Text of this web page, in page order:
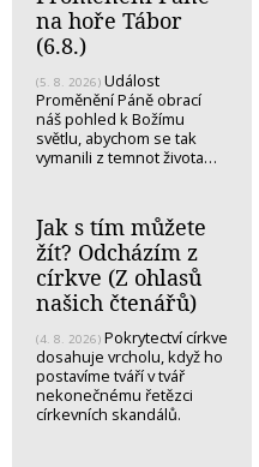
na hoře Tábor
(6.8.)
(5. 8. 2026) Událost
Proměnění Páně obrací
náš pohled k Božímu
světlu, abychom se tak
vymanili z temnot života…
Jak s tím můžete
žít? Odcházím z
církve (Z ohlasů
našich čtenářů)
(4. 8. 2026) Pokrytectví církve
dosahuje vrcholu, když ho
postavíme tváří v tvář
nekonečnému řetězci
církevních skandálů.